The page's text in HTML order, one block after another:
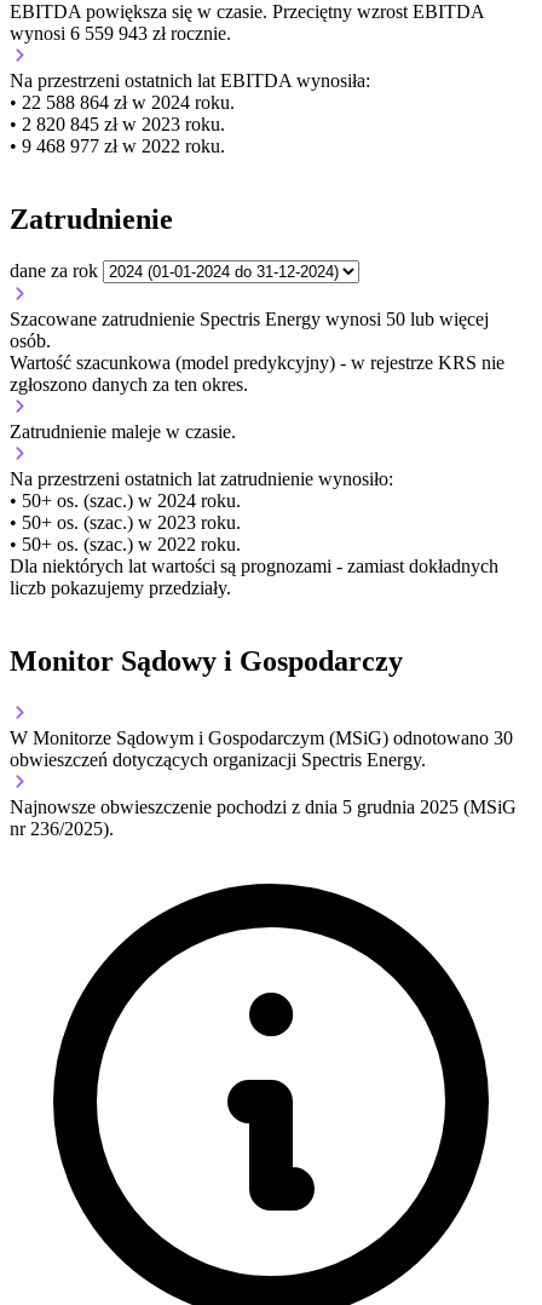
EBITDA powiększa się w czasie. Przeciętny wzrost EBITDA
wynosi 6 559 943 zł rocznie.
Na przestrzeni ostatnich lat EBITDA wynosiła:
• 22 588 864 zł w 2024 roku.
• 2 820 845 zł w 2023 roku.
• 9 468 977 zł w 2022 roku.
Zatrudnienie
dane za rok
Szacowane zatrudnienie Spectris Energy wynosi 50 lub więcej
osób.
Wartość szacunkowa (model predykcyjny) - w rejestrze KRS nie
zgłoszono danych za ten okres.
Zatrudnienie maleje w czasie.
Na przestrzeni ostatnich lat zatrudnienie wynosiło:
• 50+ os. (szac.) w 2024 roku.
• 50+ os. (szac.) w 2023 roku.
• 50+ os. (szac.) w 2022 roku.
Dla niektórych lat wartości są prognozami - zamiast dokładnych
liczb pokazujemy przedziały.
Monitor Sądowy i Gospodarczy
W Monitorze Sądowym i Gospodarczym (MSiG) odnotowano 30
obwieszczeń dotyczących organizacji Spectris Energy.
Najnowsze obwieszczenie pochodzi z dnia 5 grudnia 2025 (MSiG
nr 236/2025).